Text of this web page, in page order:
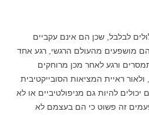
לבלבל, שכן הם אינם עקביים
מושפעים מהעולם הרגשי, רגע אחד
ורגע לאחר מכן מרוחקים
ראיית המציאות הסובייקטיבית
להיות גם מניפולטיביים או לא
זה פשוט כי הם בעצמם לא